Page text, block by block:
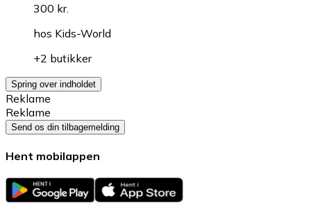
300 kr.
hos Kids-World
+2 butikker
Spring over indholdet
Reklame
Reklame
Send os din tilbagemelding
Hent mobilappen